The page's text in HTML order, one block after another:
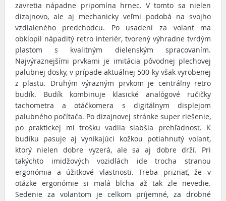
zavretia nápadne pripomína hrnec. V tomto sa nielen
dizajnovo, ale aj mechanicky veľmi podobá na svojho
vzdialeného predchodcu. Po usadení za volant ma
obklopil nápaditý retro interiér, tvorený výhradne tvrdým
plastom s kvalitným dielenským spracovaním.
Najvýraznejšími prvkami je imitácia pôvodnej plechovej
palubnej dosky, v prípade aktuálnej 500-ky však vyrobenej
z plastu. Druhým výrazným prvkom je centrálny retro
budík. Budík kombinuje klasické analógové ručičky
tachometra a otáčkomera s digitálnym displejom
palubného počítača. Po dizajnovej stránke super riešenie,
po praktickej mi trošku vadila slabšia prehľadnosť. K
budíku pasuje aj vynikajúci kožkou potiahnutý volant,
ktorý nielen dobre vyzerá, ale sa aj dobre drží. Pri
takýchto imidžových vozidlách ide trocha stranou
ergonómia a úžitkové vlastnosti. Treba priznať, že v
otázke ergonómie si malá blcha až tak zle nevedie.
Sedenie za volantom je celkom príjemné, za drobné